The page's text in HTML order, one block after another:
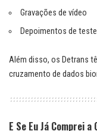
Gravações de vídeo
Depoimentos de
Além disso, os Detrans
cruzamento de dados
E Se Eu Já Comprei